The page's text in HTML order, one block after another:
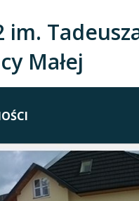
im.
Małej